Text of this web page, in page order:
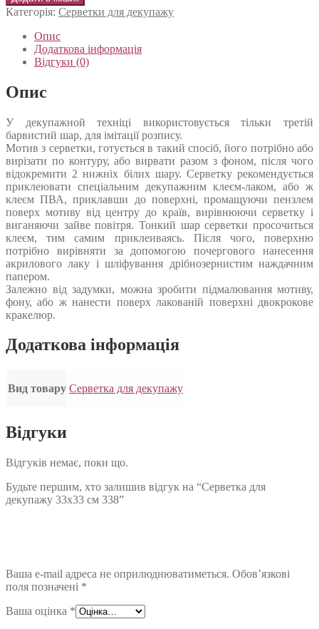
Категорія: Серветки для декупажу
Опис
Додаткова інформація
Відгуки (0)
Опис
У декупажной техніці використовується тільки третій
барвистий шар, для імітації розпису.
Мотив з серветки, готується в такий спосіб, його потрібно або
вирізати по контуру, або вирвати разом з фоном, після чого
відокремити 2 нижніх білих шару. Серветку рекомендується
приклеювати спеціальним декупажним клеєм-лаком, або ж
клеєм ПВА, приклавши до поверхні, промащуючи пензлем
поверх мотиву від центру до країв, вирівнюючи серветку і
виганяючи зайве повітря. Тонкий шар серветки просочиться
клеєм, тим самим приклеиваясь. Після чого, поверхню
потрібно вирівняти за допомогою почергового нанесення
акрилового лаку і шліфування дрібнозернистим наждачним
папером.
Залежно від задумки, можна зробити підмалювання мотиву,
фону, або ж нанести поверх лакованій поверхні двокрокове
кракелюр.
Додаткова інформація
Вид товару Серветка для декупажу
Відгуки
Відгуків немає, поки що.
Будьте першим, хто залишив відгук на “Серветка для
декупажу 33х33 см 338”
Ваша e-mail адреса не оприлюднюватиметься. Обов’язкові
поля позначені *
Ваша оцінка *